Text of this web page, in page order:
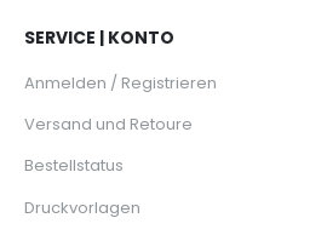
SERVICE | KONTO
Anmelden / Registrieren
Versand und Retoure
Bestellstatus
Druckvorlagen